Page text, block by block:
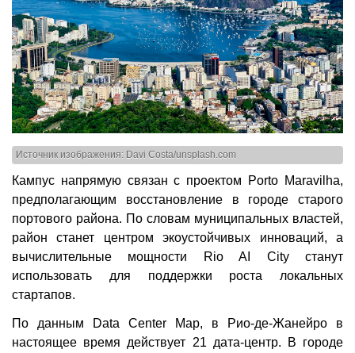
Источник изображения: Davi Costa/unsplash.com
Кампус напрямую связан с проектом Porto Maravilha,
предполагающим восстановление в городе старого
портового района. По словам муниципальных властей,
район станет центром экоустойчивых инноваций, а
вычислительные мощности Rio AI City станут
использовать для поддержки роста локальных
стартапов.
По данным Data Center Map, в Рио-де-Жанейро в
настоящее время действует 21 дата-центр. В городе